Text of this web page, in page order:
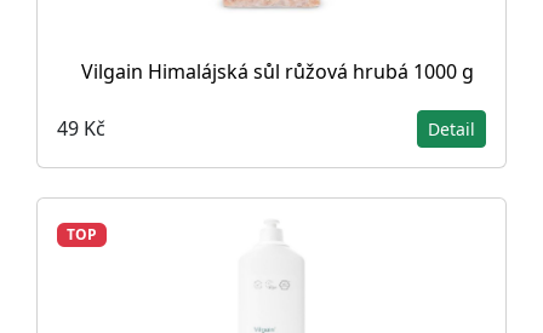
Vilgain Himalájská sůl růžová hrubá 1000 g
49 Kč Detail
TOP